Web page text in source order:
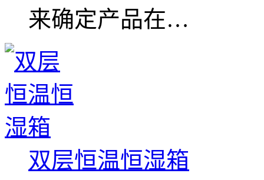
来确定产品在…
双层恒温恒湿箱